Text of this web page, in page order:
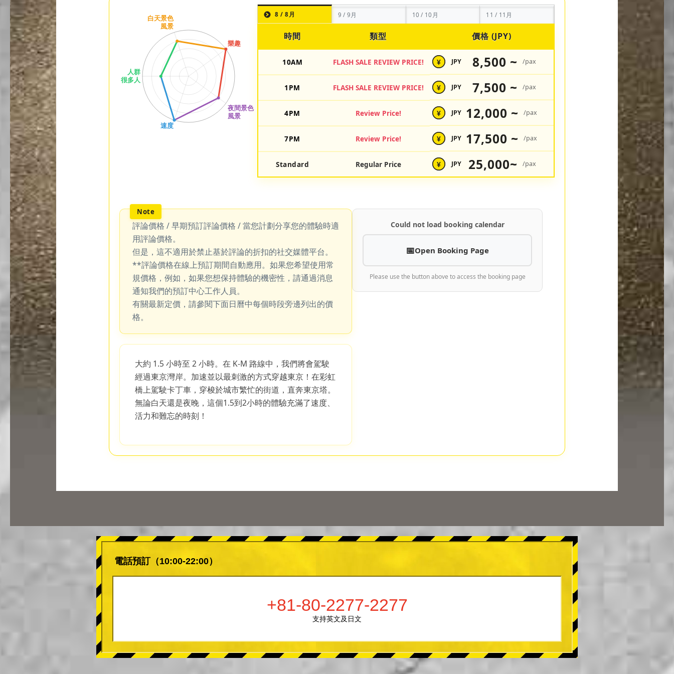
8 / 8月 9 / 9月 10 / 10月 11 / 11月
時間 類型 價格 (JPY)
10AM FLASH SALE REVIEW PRICE! ¥ JPY 8,500 ~ /pax
1PM FLASH SALE REVIEW PRICE! ¥ JPY 7,500 ~ /pax
4PM Review Price! ¥ JPY 12,000 ~ /pax
7PM Review Price! ¥ JPY 17,500 ~ /pax
Standard Regular Price ¥ JPY 25,000~ /pax
評論價格 / 早期預訂評論價格 / 當您計劃分享您的體驗時適
用評論價格。
但是，這不適用於禁止基於評論的折扣的社交媒體平台。
**評論價格在線上預訂期間自動應用。如果您希望使用常
規價格，例如，如果您想保持體驗的機密性，請通過消息
通知我們的預訂中心工作人員。
有關最新定價，請參閱下面日曆中每個時段旁邊列出的價
格。
大約 1.5 小時至 2 小時。在 K-M 路線中，我們將會駕駛
經過東京灣岸。加速並以最刺激的方式穿越東京！在彩虹
橋上駕駛卡丁車，穿梭於城市繁忙的街道，直奔東京塔。
無論白天還是夜晚，這個1.5到2小時的體驗充滿了速度、
活力和難忘的時刻！
Could not load booking calendar
Open Booking Page
Please use the button above to access the booking page
電話預訂（10:00-22:00）
+81-80-2277-2277
支持英文及日文